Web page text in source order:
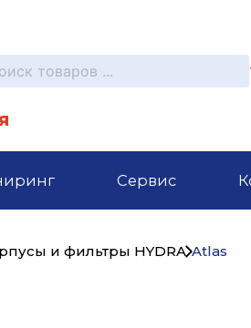
Сервис
и фильтры HYDRA Atlas